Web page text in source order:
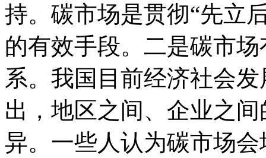
持。碳市场是贯彻“先立
的有效手段。二是碳市
系。我国目前经济社会
出，地区之间、企业之
异。一些人认为碳市场